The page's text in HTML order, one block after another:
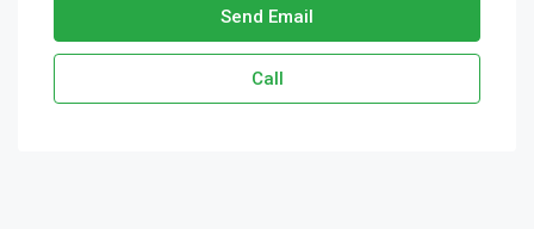
Send Email
Call